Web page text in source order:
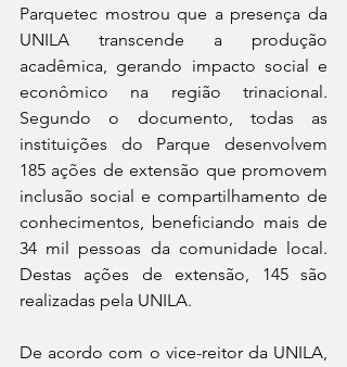
Parquetec mostrou que a presença da
UNILA transcende a produção
acadêmica, gerando impacto social e
econômico na região trinacional.
Segundo o documento, todas as
instituições do Parque desenvolvem
185 ações de extensão que promovem
inclusão social e compartilhamento de
conhecimentos, beneficiando mais de
34 mil pessoas da comunidade local.
Destas ações de extensão, 145 são
realizadas pela UNILA.
De acordo com o vice-reitor da UNILA,